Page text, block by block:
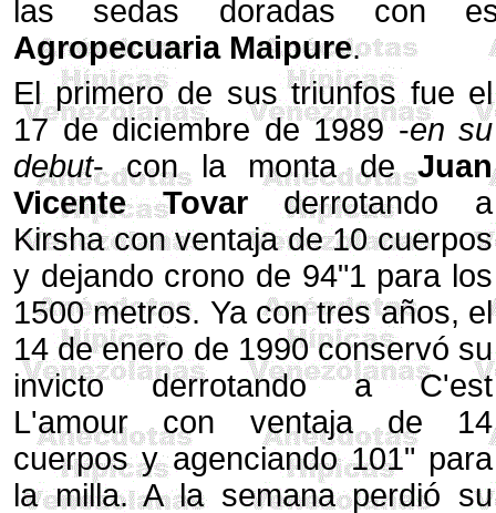
las sedas doradas con
Agropecuaria Maipure.
El primero de sus triunfos fue el
17 de diciembre de 1989 -en su
debut- con la monta deJuan
Vicente Tovarderrotando a
Kirsha con ventaja de 10 cuerpos
y dejando crono de 94"1 para los
1500 metros. Ya con tres años, el
14 de enero de 1990 conservó su
invicto derrotando a C'est
L'amour con ventaja de 14
cuerpos y agenciando 101" para
la milla. A la semana perdió su